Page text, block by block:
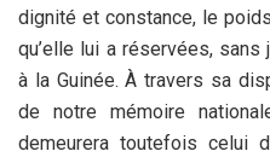
dignité et constance, le
qu’elle lui a réservées,
à la Guinée. À travers sa
de notre mémoire
demeurera toutefois celui